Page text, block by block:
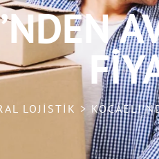
LOJISTIK >